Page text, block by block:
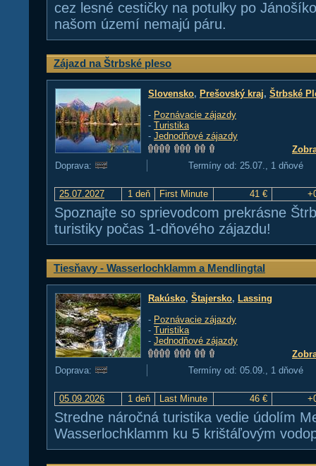
cez lesné cestičky na potulky po
našom území nemajú páru.
Zájazd na Štrbské pleso
Slovensko, Prešovský kraj, Štrbské
- Poznávacie zájazdy
- Turistika
- Jednodňové zájazdy
Doprava:
Termíny od: 25.07., 1 dňové
25.07.2027 1 deň First Minute 41 €
Spoznajte so sprievodcom prekrásne
turistiky počas 1-dňového zájazdu!
Tiesňavy - Wasserlochklamm a Mendlingtal
Rakúsko, Štajersko, Lassing
- Poznávacie zájazdy
- Turistika
- Jednodňové zájazdy
Doprava:
Termíny od: 05.09., 1 dňové
05.09.2026 1 deň Last Minute 46 €
Stredne náročná turistika vedie údolím
Wasserlochklamm ku 5 krištáľovým